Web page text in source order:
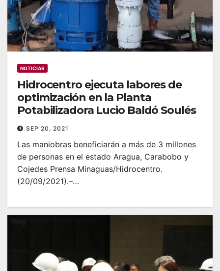
NOTICIAS
Hidrocentro ejecuta labores de
optimización en la Planta
Potabilizadora Lucio Baldó Soulés
SEP 20, 2021
Las maniobras beneficiarán a más de 3 millones
de personas en el estado Aragua, Carabobo y
Cojedes Prensa Minaguas/Hidrocentro.
(20/09/2021).–…